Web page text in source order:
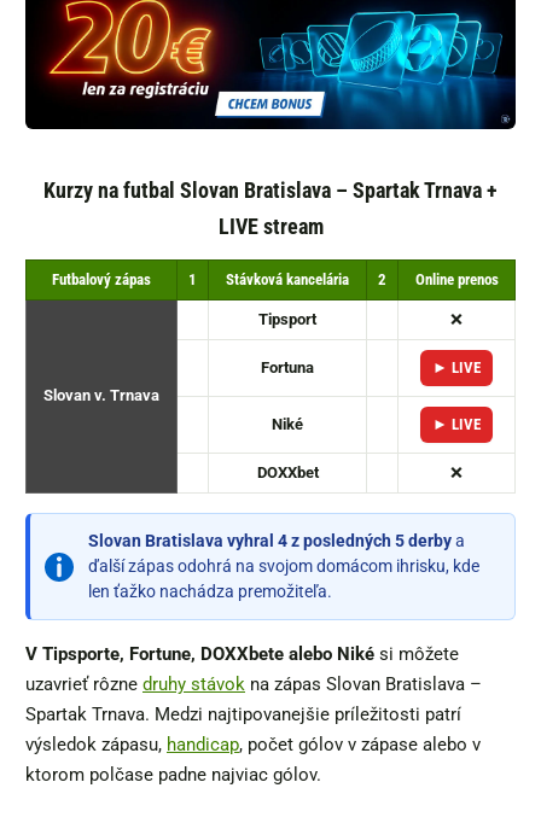
Kurzy na futbal Slovan Bratislava – Spartak Trnava +
LIVE stream
Futbalový zápas 1 Stávková kancelária 2 Online prenos
Slovan v. Trnava
Tipsport ❌
Fortuna ► LIVE
Niké ► LIVE
DOXXbet ❌
Slovan Bratislava vyhral 4 z posledných 5 derbya
ďalší zápas odohrá na svojom domácom ihrisku, kde
len ťažko nachádza premožiteľa.
V Tipsporte, Fortune, DOXXbete alebo Niké si môžete
uzavrieť rôzne druhy stávok na zápas Slovan Bratislava –
Spartak Trnava. Medzi najtipovanejšie príležitosti patrí
výsledok zápasu, handicap, počet gólov v zápase alebo v
ktorom polčase padne najviac gólov.